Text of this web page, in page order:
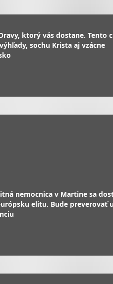
ktorý vás dostane. Tento
sochu Krista aj vzácne
nemocnica v Martine sa
elitu. Bude preverovať